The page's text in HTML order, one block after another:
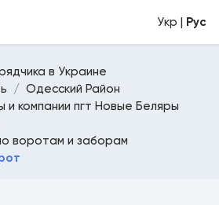
Укр | Рус
в Украине
Одесский Район
компании пгт Новые Беляры
воротам и заборам